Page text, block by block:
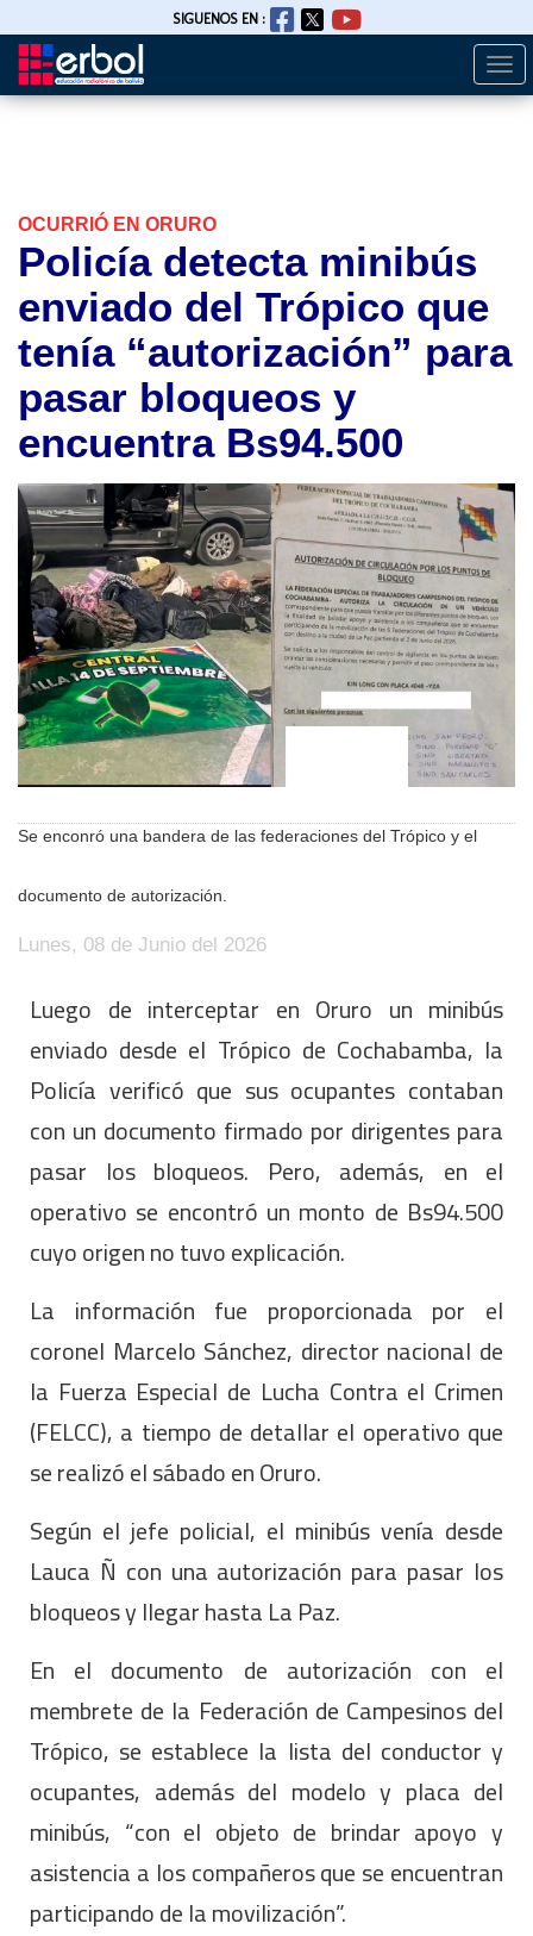
Pasar
SIGUENOS EN :
OCURRIÓ EN ORURO
Policía detecta minibús
enviado del Trópico que
tenía “autorización” para
pasar bloqueos y
encuentra Bs94.500
Se enconró una bandera de las federaciones del Trópico y el
documento de autorización.
Lunes, 08 de Junio del 2026
Luego de interceptar en Oruro un minibús
enviado desde el Trópico de Cochabamba, la
Policía verificó que sus ocupantes contaban
con un documento firmado por dirigentes para
pasar los bloqueos. Pero, además, en el
operativo se encontró un monto de Bs94.500
cuyo origen no tuvo explicación.
La información fue proporcionada por el
coronel Marcelo Sánchez, director nacional de
la Fuerza Especial de Lucha Contra el Crimen
(FELCC), a tiempo de detallar el operativo que
se realizó el sábado en Oruro.
Según el jefe policial, el minibús venía desde
Lauca Ñ con una autorización para pasar los
bloqueos y llegar hasta La Paz.
En el documento de autorización con el
membrete de la Federación de Campesinos del
Trópico, se establece la lista del conductor y
ocupantes, además del modelo y placa del
minibús, “con el objeto de brindar apoyo y
asistencia a los compañeros que se encuentran
participando de la movilización”.